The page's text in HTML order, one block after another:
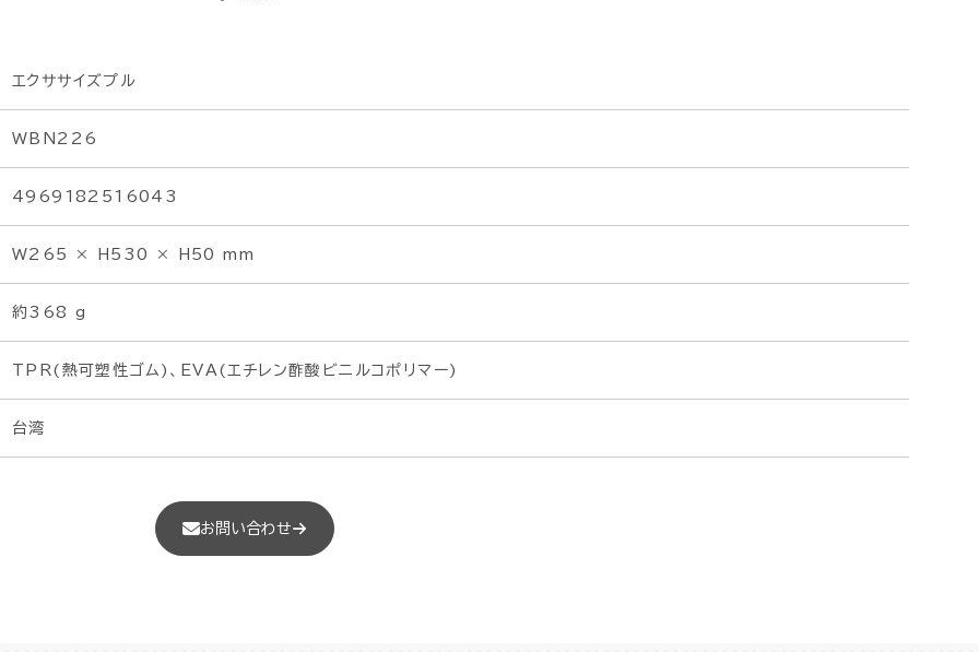
エクササイズプル
WBN226
4969182516043
W265 × H530 × H50 mm
約368 g
TPR(熱可塑性ゴム)、EVA(エチレン酢酸ビニルコポリマー)
台湾
お問い合わせ